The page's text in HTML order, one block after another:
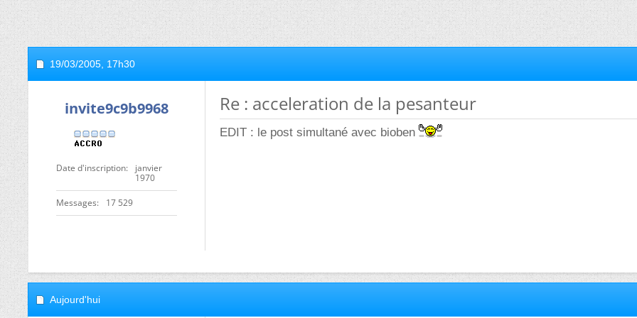
19/03/2005, 17h30
invite9c9b9968
Date d'inscription
janvier
1970
Messages 17 529
Re : acceleration de la pesanteur
EDIT : le post simultané avec bioben
Aujourd'hui